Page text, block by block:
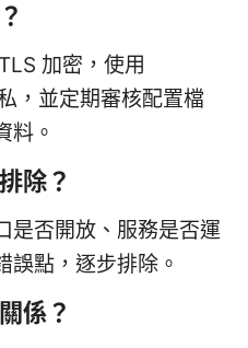
加密，使用
，並定期審核配置檔
料。
除？
是否開放、服務是否運
誤點，逐步排除。
係？